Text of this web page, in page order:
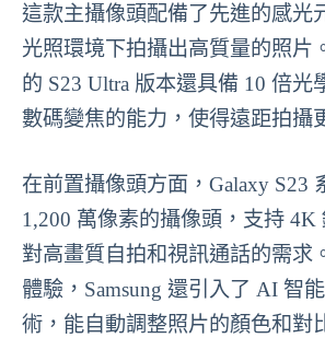
這款主攝像頭配備了先進的感光
光照環境下拍攝出高質量的照片
的 S23 Ultra 版本還具備 10 倍光
數碼變焦的能力，使得遠距拍攝
在前置攝像頭方面，Galaxy S23
1,200 萬像素的攝像頭，支持 4K
對高畫質自拍和視訊通話的需求
體驗，Samsung 還引入了 AI 智
術，能自動調整照片的顏色和對